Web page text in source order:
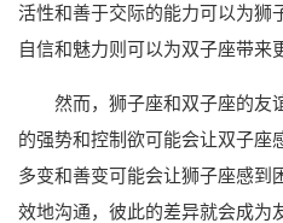
活性和善于交际的能力可以为狮
自信和魅力则可以为双子座带来
然而，狮子座和双子座的友
的强势和控制欲可能会让双子座
多变和善变可能会让狮子座感到
效地沟通，彼此的差异就会成为